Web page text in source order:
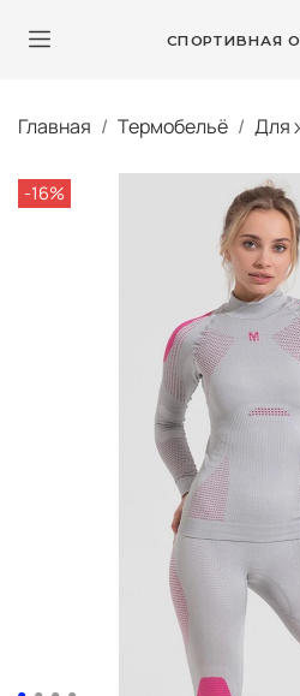
СПОРТИВНАЯ
Главная Термобельё Для
-16%